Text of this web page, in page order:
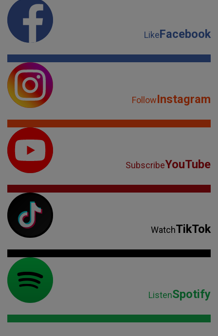
LikeFacebook
FollowInstagram
SubscribeYouTube
WatchTikTok
ListenSpotify